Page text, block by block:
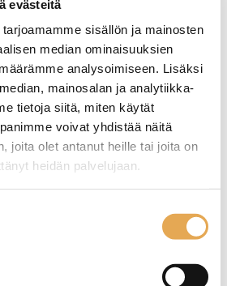
evästeitä
sisällön ja mainosten
median ominaisuuksien
analysoimiseen. Lisäksi
mainosalan ja analytiikka-
tietoja siitä, miten käytät
voivat yhdistää näitä
joita olet antanut heille tai joita on
heidän palvelujaan.
x
Automaattirasvakeitin
korinostimilla FriFri
Touch 622, kaksi altainen